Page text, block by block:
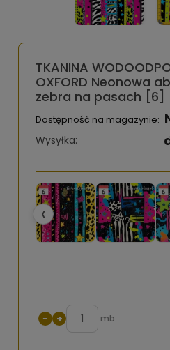
TKANINA
OXFORD Neonowa
zebra na pasach [6]
Dostępność na magazynie:
Wysyłka:
‹
− + mb